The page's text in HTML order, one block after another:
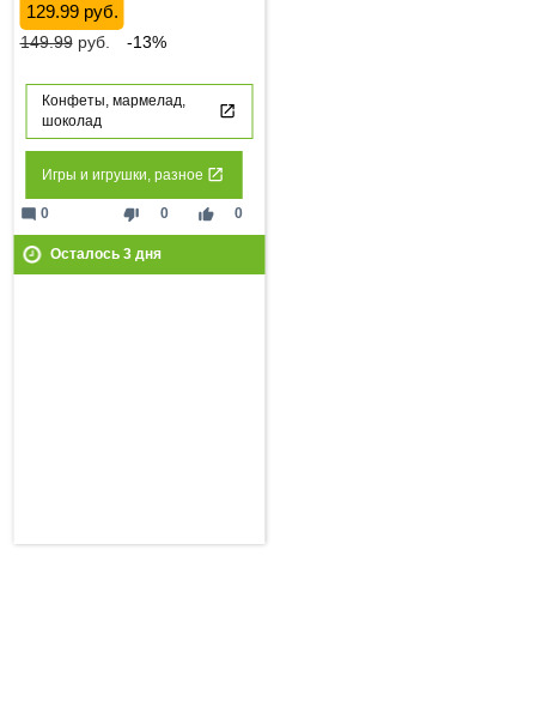
129.99 руб.
149.99руб. -13%
Конфеты, мармелад,
шоколад
Игры и игрушки, разное
thumb_down 0 thumb_up 0
mode_comment 0
Осталось 3дня